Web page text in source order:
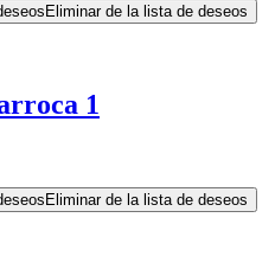
Eliminar de la lista de deseos
1
Eliminar de la lista de deseos